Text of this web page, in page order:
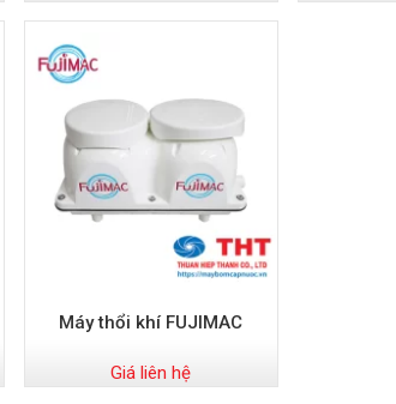
Máy thổi khí FUJIMAC
Giá liên hệ